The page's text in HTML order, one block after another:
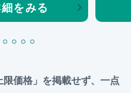
をみる
価格」を掲載せず、 一点